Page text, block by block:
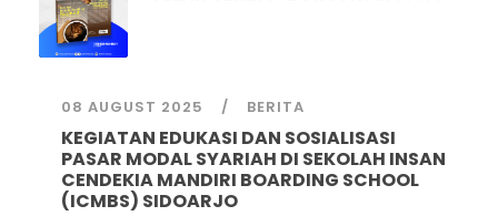
08 AUGUST 2025 BERITA
KEGIATAN EDUKASI DAN SOSIALISASI
PASAR MODAL SYARIAH DI SEKOLAH INSAN
CENDEKIA MANDIRI BOARDING SCHOOL
(ICMBS) SIDOARJO